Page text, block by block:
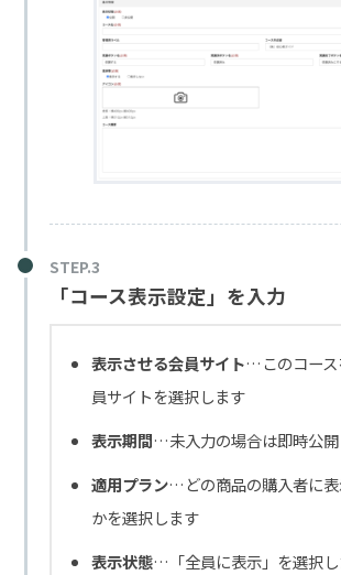
「コース表示設定」を入力
表示させる会員サイト…このコース
員サイトを選択します
表示期間…未入力の場合は即時公開
適用プラン…どの商品の購入者に表
かを選択します
表示状態…「全員に表示」を選択